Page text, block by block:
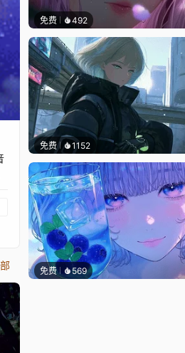
免费 492
免费 1152
免费 569